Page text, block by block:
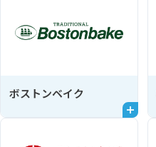
ボストンベイク